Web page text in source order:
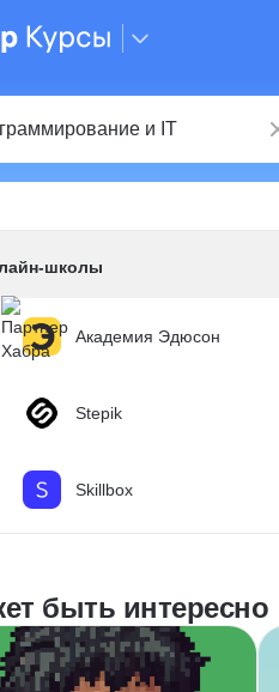
школы
Академия Эдюсон
Stepik
Skillbox
быть интересно